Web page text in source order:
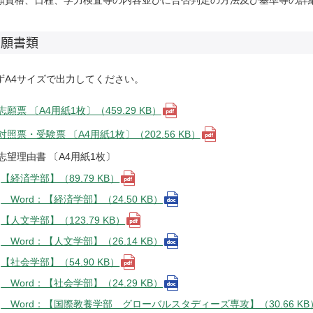
書類
サイズで出力してください。
願票 〔A4用紙1枚〕（459.29 KB）
照票・受験票 〔A4用紙1枚〕（202.56 KB）
望理由書 〔A4用紙1枚〕
【経済学部】（89.79 KB）
Word：【経済学部】（24.50 KB）
【人文学部】（123.79 KB）
Word：【人文学部】（26.14 KB）
【社会学部】（54.90 KB）
Word：【社会学部】（24.29 KB）
Word：【国際教養学部 グローバルスタディーズ専攻】（30.66 KB